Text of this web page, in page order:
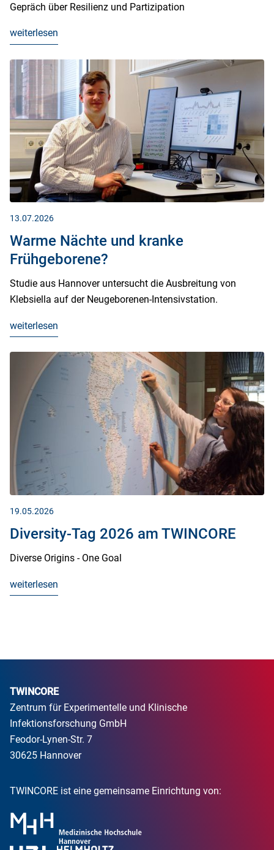
Gepräch über Resilienz und Partizipation
weiterlesen
13.07.2026
Warme Nächte und kranke
Frühgeborene?
Studie aus Hannover untersucht die Ausbreitung von
Klebsiella auf der Neugeborenen-Intensivstation.
weiterlesen
19.05.2026
Diversity-Tag 2026 am TWINCORE
Diverse Origins - One Goal
weiterlesen
TWINCORE
Zentrum für Experimentelle und Klinische
Infektionsforschung GmbH
Feodor-Lynen-Str. 7
30625 Hannover
TWINCORE ist eine gemeinsame Einrichtung von: